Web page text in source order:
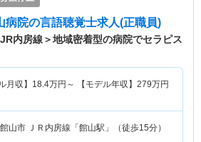
病院の言語聴覚士求人(正職員)
内房線＞地域密着型の病院でセラピス
月収】 18.4万円～ 【モデル年収】 279万円
山市 ＪＲ内房線「館山駅」（徒歩15分）